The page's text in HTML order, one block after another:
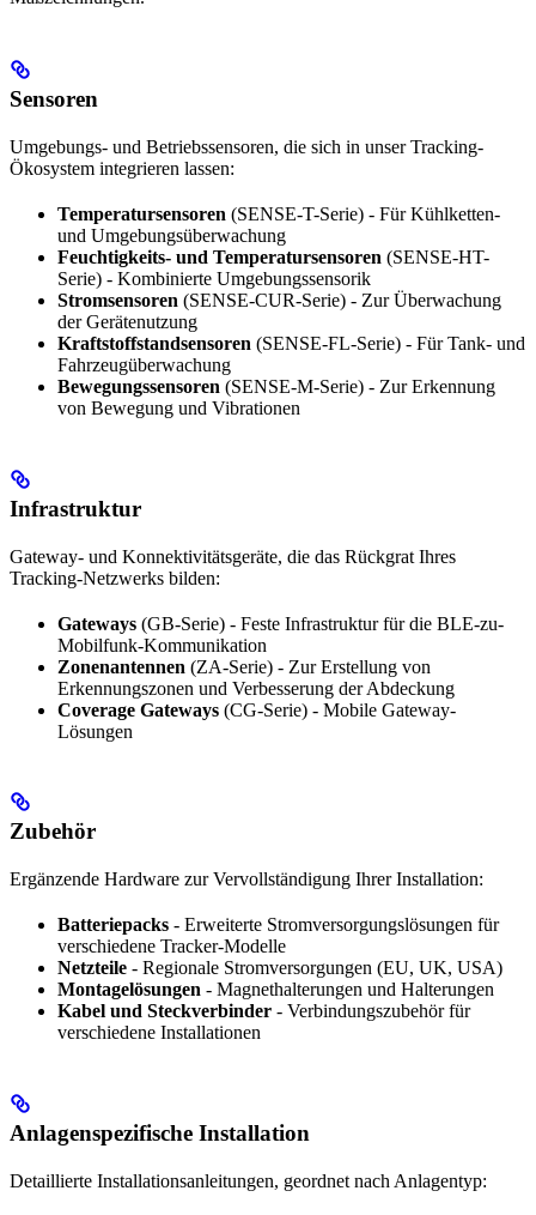
Sensoren
Umgebungs- und Betriebssensoren, die sich in unser Tracking-
Ökosystem integrieren lassen:
Temperatursensoren (SENSE-T-Serie) - Für Kühlketten-
und Umgebungsüberwachung
Feuchtigkeits- und Temperatursensoren (SENSE-HT-
Serie) - Kombinierte Umgebungssensorik
Stromsensoren (SENSE-CUR-Serie) - Zur Überwachung
der Gerätenutzung
Kraftstoffstandsensoren (SENSE-FL-Serie) - Für Tank- und
Fahrzeugüberwachung
Bewegungssensoren (SENSE-M-Serie) - Zur Erkennung
von Bewegung und Vibrationen
Infrastruktur
Gateway- und Konnektivitätsgeräte, die das Rückgrat Ihres
Tracking-Netzwerks bilden:
Gateways (GB-Serie) - Feste Infrastruktur für die BLE-zu-
Mobilfunk-Kommunikation
Zonenantennen (ZA-Serie) - Zur Erstellung von
Erkennungszonen und Verbesserung der Abdeckung
Coverage Gateways (CG-Serie) - Mobile Gateway-
Lösungen
Zubehör
Ergänzende Hardware zur Vervollständigung Ihrer Installation:
Batteriepacks - Erweiterte Stromversorgungslösungen für
verschiedene Tracker-Modelle
Netzteile - Regionale Stromversorgungen (EU, UK, USA)
Montagelösungen - Magnethalterungen und Halterungen
Kabel und Steckverbinder - Verbindungszubehör für
verschiedene Installationen
Anlagenspezifische Installation
Detaillierte Installationsanleitungen, geordnet nach Anlagentyp: